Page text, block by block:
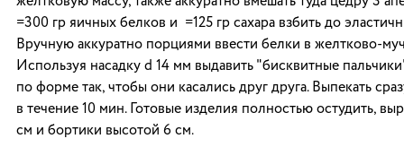
=300 гр яичных белков и =125 гр сахара взбить до
Вручную аккуратно порциями ввести белки в желтково-
Используя насадку d 14 мм выдавить "бисквитные
по форме так, чтобы они касались друг друга. Выпекать
в течение 10 мин. Готовые изделия полностью остудить,
см и бортики высотой 6 см.